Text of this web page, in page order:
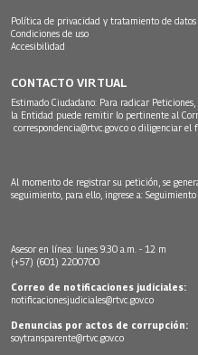
Política de privacidad y tratamiento de datos
Condiciones de uso
Accesibilidad
CONTACTO VIRTUAL
Estimado Ciudadano: Para radicar
la Entidad puede remitir lo pertinente al
correspondencia@rtvc.gov.co o diligenciar el
Al momento de registrar su petición, se
seguimiento, para ello, ingrese a: Seguimiento
Asesor en línea: lunes 9:30 a.m. - 12 m
(+57) (601) 2200700
Correo de notificaciones judiciales:
notificacionesjudiciales@rtvc.gov.co
Denuncias por actos de corrupción:
soytransparente@rtvc.gov.co